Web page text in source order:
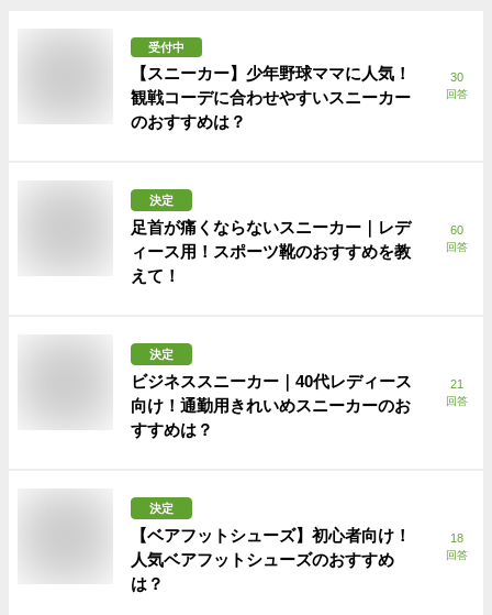
受付中
【スニーカー】少年野球ママに人気！
観戦コーデに合わせやすいスニーカー
のおすすめは？
30
回答
決定
足首が痛くならないスニーカー｜レデ
ィース用！スポーツ靴のおすすめを教
えて！
60
回答
決定
ビジネススニーカー｜40代レディース
向け！通勤用きれいめスニーカーのお
すすめは？
21
回答
決定
【ベアフットシューズ】初心者向け！
人気ベアフットシューズのおすすめ
は？
18
回答